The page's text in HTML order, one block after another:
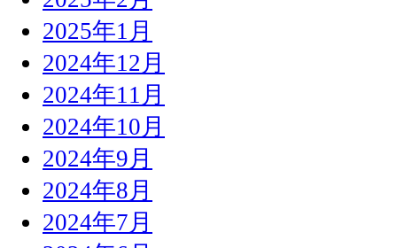
2025年1月
2024年12月
2024年11月
2024年10月
2024年9月
2024年8月
2024年7月